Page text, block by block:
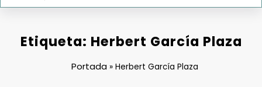
Etiqueta: Herbert García Plaza
Portada »Herbert García Plaza